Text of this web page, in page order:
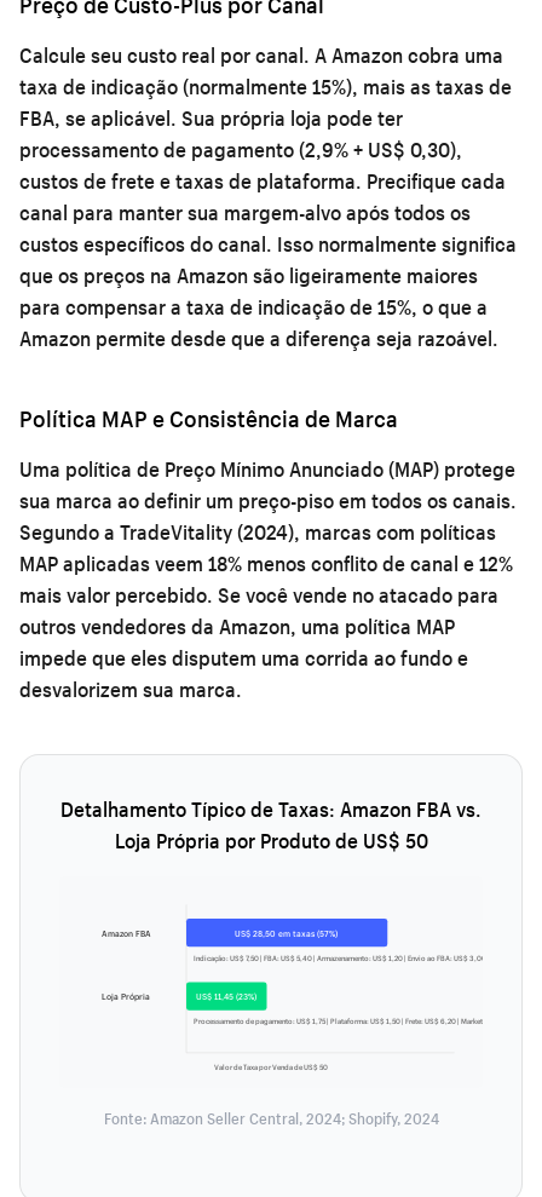
Calcule seu custo real por canal. A Amazon cobra uma
taxa de indicação (normalmente 15%), mais as taxas de
FBA, se aplicável. Sua própria loja pode ter
processamento de pagamento (2,9% + US$ 0,30),
custos de frete e taxas de plataforma. Precifique cada
canal para manter sua margem-alvo após todos os
custos específicos do canal. Isso normalmente significa
que os preços na Amazon são ligeiramente maiores
para compensar a taxa de indicação de 15%, o que a
Amazon permite desde que a diferença seja razoável.
Política MAP e Consistência de Marca
Uma política de Preço Mínimo Anunciado (MAP) protege
sua marca ao definir um preço-piso em todos os canais.
Segundo a TradeVitality (2024), marcas com políticas
MAP aplicadas veem 18% menos conflito de canal e 12%
mais valor percebido. Se você vende no atacado para
outros vendedores da Amazon, uma política MAP
impede que eles disputem uma corrida ao fundo e
desvalorizem sua marca.
Detalhamento Típico de Taxas: Amazon FBA vs.
Loja Própria por Produto de US$ 50
Amazon FBA
Loja Própria
US$ 28,50 em taxas (57%)
US$ 11,45 (23%)
Indicação: US$ 7,50 | FBA: US$ 5,40 | Armazenamento: US$ 1,20 | Envio ao FBA: US$ 3,00 | PPC: US$
Processamento de pagamento: US$ 1,75 | Plataforma: US$ 1,50 | Frete: US$ 6,20 | Marketing: US$ 2,00
Valor de Taxa por Venda de US$ 50
Fonte: Amazon Seller Central, 2024; Shopify, 2024